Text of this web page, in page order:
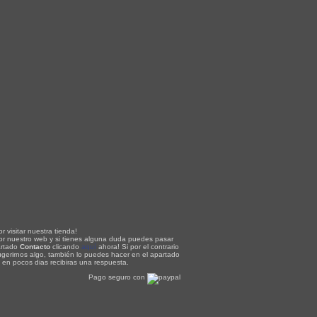
visitar nuestra tienda!
nuestro web y si tienes alguna duda puedes pasar
Contacto clicandoaquí ahora! Si por el contrario
algo, también lo puedes hacer en el apartado
, en pocos dias recibiras una respuesta.
Pago seguro con